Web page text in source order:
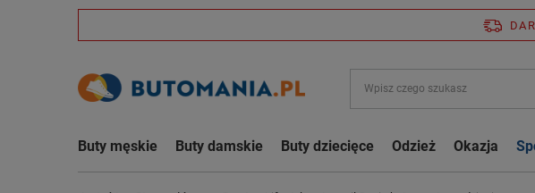
Buty męskie Buty damskie Buty dziecięce Odzież Okazja